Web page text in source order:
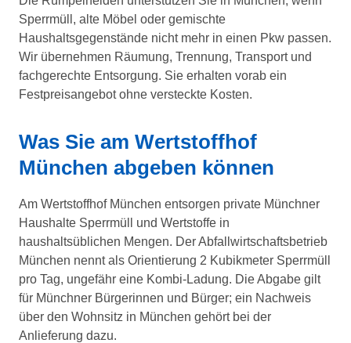
Sperrmüll, alte Möbel oder gemischte
Haushaltsgegenstände nicht mehr in einen Pkw passen.
Wir übernehmen Räumung, Trennung, Transport und
fachgerechte Entsorgung. Sie erhalten vorab ein
Festpreisangebot ohne versteckte Kosten.
Was Sie am Wertstoffhof
München abgeben können
Am Wertstoffhof München entsorgen private Münchner
Haushalte Sperrmüll und Wertstoffe in
haushaltsüblichen Mengen. Der Abfallwirtschaftsbetrieb
München nennt als Orientierung 2 Kubikmeter Sperrmüll
pro Tag, ungefähr eine Kombi-Ladung. Die Abgabe gilt
für Münchner Bürgerinnen und Bürger; ein Nachweis
über den Wohnsitz in München gehört bei der
Anlieferung dazu.